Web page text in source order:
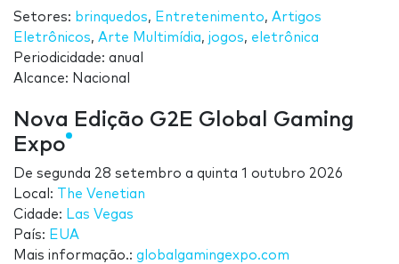
Setores: brinquedos, Entretenimento, Artigos
Eletrônicos, Arte Multimídia, jogos, eletrônica
Periodicidade: anual
Alcance: Nacional
Nova Edição G2E Global Gaming
Expo
De segunda 28 setembro a quinta 1 outubro 2026
Local:
The Venetian
Cidade: Las Vegas
País: EUA
Mais informação.: globalgamingexpo.com